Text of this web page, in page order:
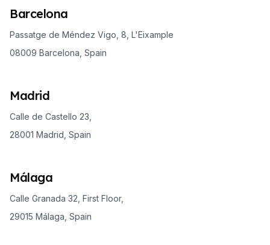
Barcelona
Passatge de Méndez Vigo, 8, L'Eixample
08009 Barcelona, Spain
Madrid
Calle de Castello 23,
28001 Madrid, Spain
Málaga
Calle Granada 32, First Floor,
29015 Málaga, Spain